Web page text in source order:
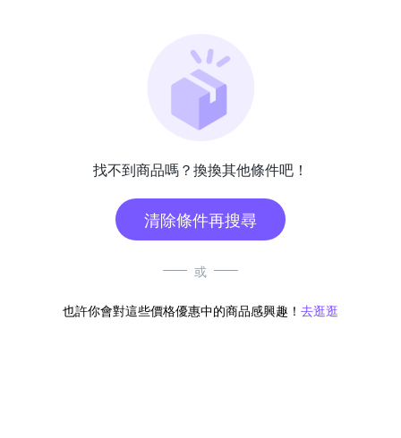
找不到商品嗎？換換其他條件吧！
清除條件再搜尋
或
也許你會對這些價格優惠中的商品感興趣！ 去逛逛